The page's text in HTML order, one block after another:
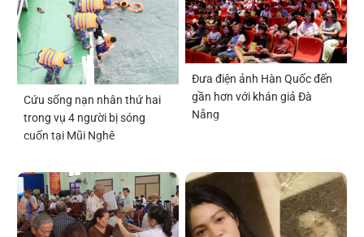
Cứu sống nạn nhân thứ hai
trong vụ 4 người bị sóng
cuốn tại Mũi Nghê
Đưa điện ảnh Hàn Quốc đến
gần hơn với khán giả Đà
Nẵng